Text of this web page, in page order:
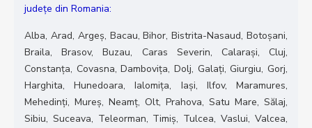
județe din Romania:
Alba, Arad, Argeș, Bacau, Bihor, Bistrita-Nasaud, Botoșani,
Braila, Brasov, Buzau, Caras Severin, Calarași, Cluj,
Constanța, Covasna, Dambovița, Dolj, Galați, Giurgiu, Gorj,
Harghita, Hunedoara, Ialomița, Iași, Ilfov, Maramures,
Mehedinți, Mureș, Neamț, Olt, Prahova, Satu Mare, Sălaj,
Sibiu, Suceava, Teleorman, Timiș, Tulcea, Vaslui, Valcea,